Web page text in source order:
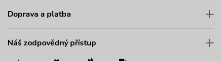
Doprava a platba
Náš zodpovědný přístup